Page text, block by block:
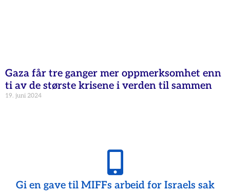
Gaza får tre ganger mer oppmerksomhet enn
ti av de største krisene i verden til sammen
19. juni 2024
Gi en gave til MIFFs arbeid for Israels sak